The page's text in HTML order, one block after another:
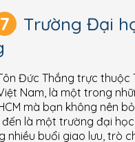
7
Trường Đại
Đức Thắng trực thuộc
Nam, là một trong
mà bạn không nên
là một trường đại
nhiều buổi giao lưu, trò